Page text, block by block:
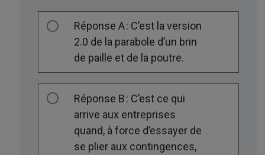
Réponse A : C’est la version
2.0 de la parabole d’un brin
de paille et de la poutre.
Réponse B : C’est ce qui
arrive aux entreprises
quand, à force d’essayer de
se plier aux contingences,